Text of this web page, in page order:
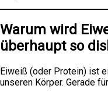
Warum wird
überhaupt so
Eiweiß (oder Protein) ist
unseren Körper. Gerade